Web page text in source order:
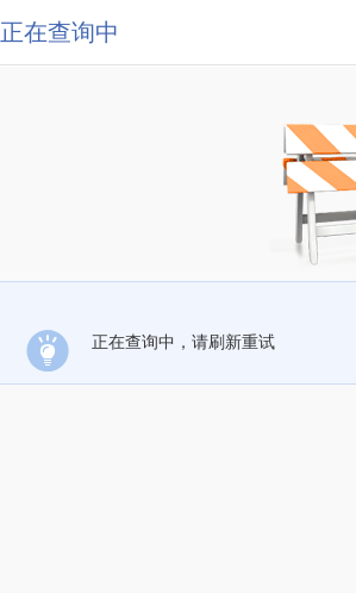
正在查询中
正在查询中，请刷新重试